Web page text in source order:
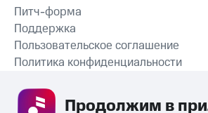
СКАЧАТЬ
Питч-форма
Поддержка
Пользовательское соглашение
Политика конфиденциальности